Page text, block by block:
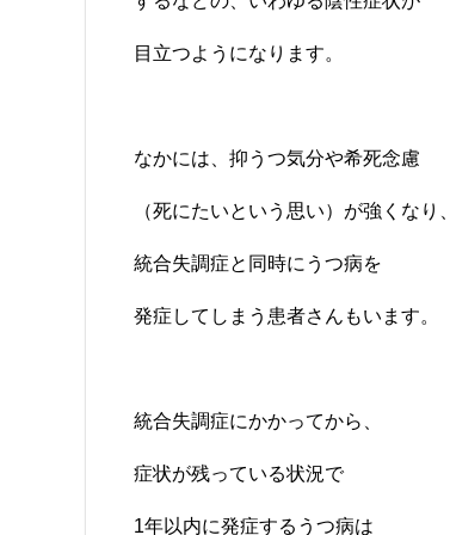
目立つようになります。
なかには、抑うつ気分や希死念慮
（死にたいという思い）が強くなり、
統合失調症と同時にうつ病を
発症してしまう患者さんもいます。
統合失調症にかかってから、
症状が残っている状況で
1年以内に発症するうつ病は